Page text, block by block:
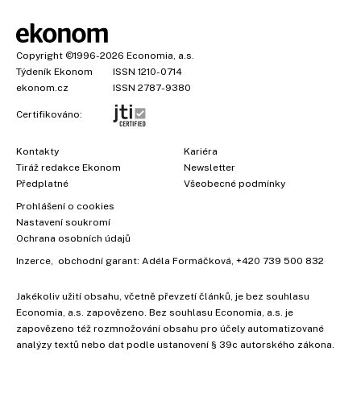
Copyright ©1996-2026 Economia, a.s.
Týdeník Ekonom
ISSN 1210-0714
ekonom.cz
ISSN 2787-9380
Certifikováno:
Kontakty
Tiráž redakce Ekonom
Předplatné
Kariéra
Newsletter
Všeobecné podmínky
Prohlášení o cookies
Nastavení soukromí
Ochrana osobních údajů
Inzerce , obchodní garant: Adéla Formáčková +420 739 500 832
Jakékoliv užití obsahu, včetně převzetí článků, je bez souhlasu
Economia, a.s. zapovězeno. Bez souhlasu Economia, a.s. je
zapovězeno též rozmnožování obsahu pro účely automatizované
analýzy textů nebo dat podle ustanovení § 39c autorského zákona.
39 kč za měsíc!